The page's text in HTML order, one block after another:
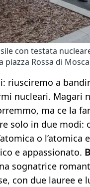
con testata
piazza Rossa di Mosca
riusciremo a
nucleari. Magari
ma ce la
solo in due modi:
o l’atomica
e appassionato.
sognatrice
con due lauree e